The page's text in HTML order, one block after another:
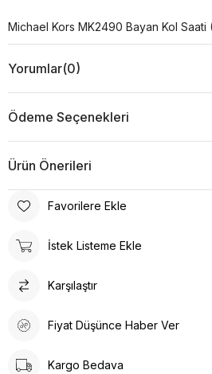
Michael Kors MK2490 Bayan Kol Saati
Yorumlar(0)
Ödeme Seçenekleri
Ürün Önerileri
Favorilere Ekle
İstek Listeme Ekle
Karşılaştır
Fiyat Düşünce Haber Ver
Kargo Bedava